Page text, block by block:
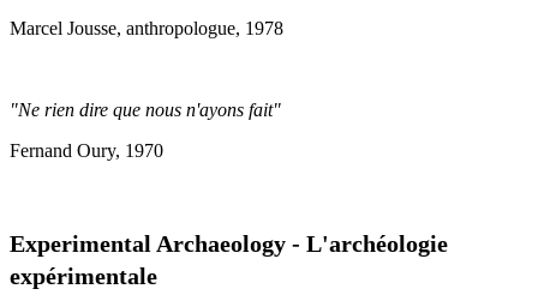
Marcel Jousse, anthropologue, 1978
"Ne rien dire que nous n'ayons fait"
Fernand Oury, 1970
Experimental Archaeology - L'archéologie
expérimentale